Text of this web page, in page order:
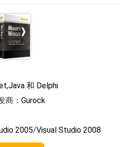
和 Delphi
商： Gurock
2005/Visual Studio 2008